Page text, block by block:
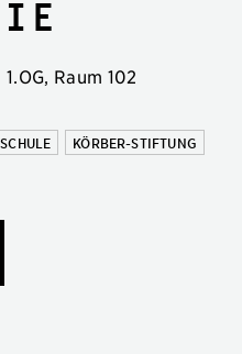
1.OG, Raum 102
KÖRBER-STIFTUNG